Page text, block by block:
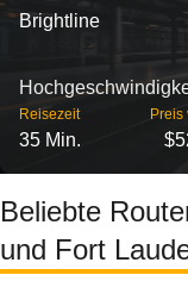
Brightline
Reisezeit
35 Min.
Preis
Beliebte
und Fort